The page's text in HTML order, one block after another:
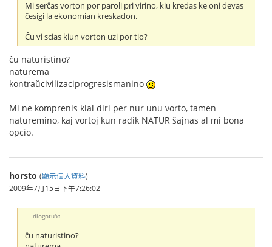
Mi serĉas vorton por paroli pri virino, kiu kredas ke oni devas
ĉesigi la ekonomian kreskadon.
Ĉu vi scias kiun vorton uzi por tio?
ĉu naturistino?
naturema
kontraŭcivilizaciprogresismanino
Mi ne komprenis kial diri per nur unu vorto, tamen
naturemino, kaj vortoj kun radik NATUR ŝajnas al mi bona
opcio.
horsto (顯示個人資料)
2009年7月15日下午7:26:02
diogotu'x:
ĉu naturistino?